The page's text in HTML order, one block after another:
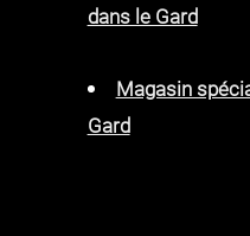
dans le Gard
Magasin
Gard